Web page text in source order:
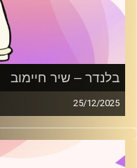
בלנדר – שיר חיימוב
25/12/2025
מוזיקה רגועה לפתוח
קרדיט תמונות: